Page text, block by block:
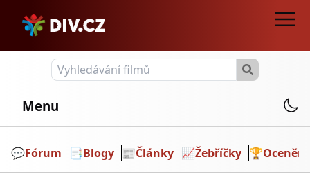
Menu
💬️Fórum 📑Blogy 📰Články 📈Žebříčky 🏆Ocenění